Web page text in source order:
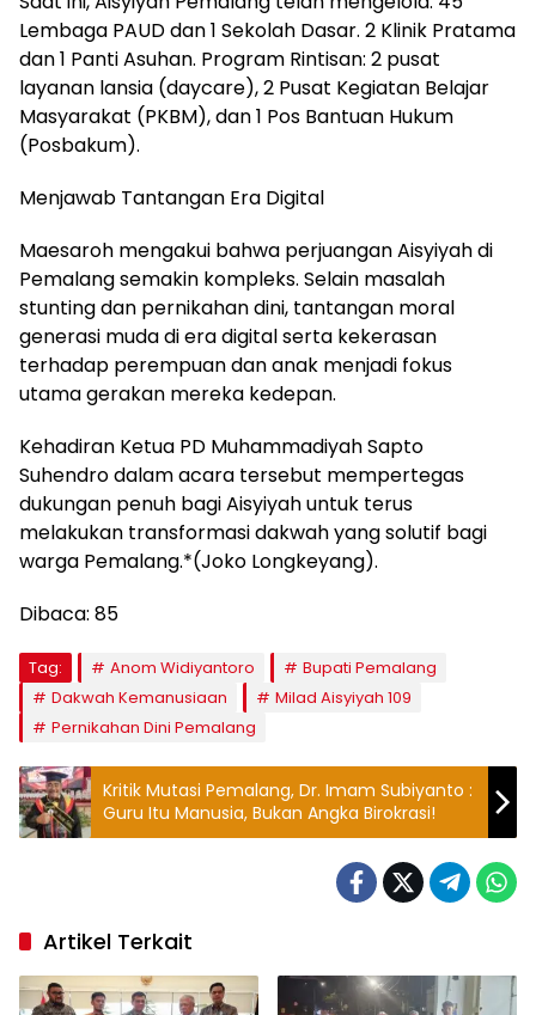
Lembaga PAUD dan 1 Sekolah Dasar. 2 Klinik Pratama
dan 1 Panti Asuhan. Program Rintisan: 2 pusat
layanan lansia (daycare), 2 Pusat Kegiatan Belajar
Masyarakat (PKBM), dan 1 Pos Bantuan Hukum
(Posbakum).
​Menjawab Tantangan Era Digital
​Maesaroh mengakui bahwa perjuangan Aisyiyah di
Pemalang semakin kompleks. Selain masalah
stunting dan pernikahan dini, tantangan moral
generasi muda di era digital serta kekerasan
terhadap perempuan dan anak menjadi fokus
utama gerakan mereka kedepan.
​Kehadiran Ketua PD Muhammadiyah Sapto
Suhendro dalam acara tersebut mempertegas
dukungan penuh bagi Aisyiyah untuk terus
melakukan transformasi dakwah yang solutif bagi
warga Pemalang.*(Joko Longkeyang).
Dibaca: 85
Tag: Anom Widiyantoro
Bupati Pemalang
Dakwah Kemanusiaan
Milad Aisyiyah 109
Pernikahan Dini Pemalang
Kritik Mutasi Pemalang, Dr. Imam Subiyanto :
Guru Itu Manusia, Bukan Angka Birokrasi!
Artikel Terkait